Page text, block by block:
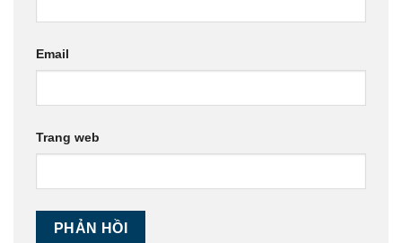
Email
Trang web